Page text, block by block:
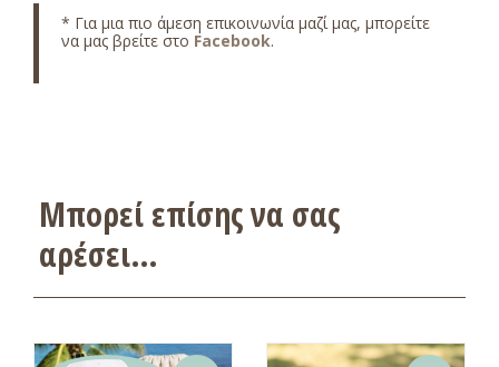
* Για μια πιο άμεση επικοινωνία μαζί μας, μπορείτε
να μας βρείτε στο Facebook.
Μπορεί επίσης να σας
αρέσει…